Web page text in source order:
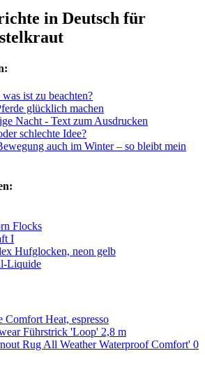
in Deutsch für
ist zu beachten?
glücklich machen
Nacht - Text zum Ausdrucken
schlechte Idee?
auch im Winter – so bleibt mein
Flocks
I
Hufglocken, neon gelb
Liquide
Comfort Heat, espresso
Führstrick 'Loop' 2,8 m
Rug All Weather Waterproof Comfort' 0